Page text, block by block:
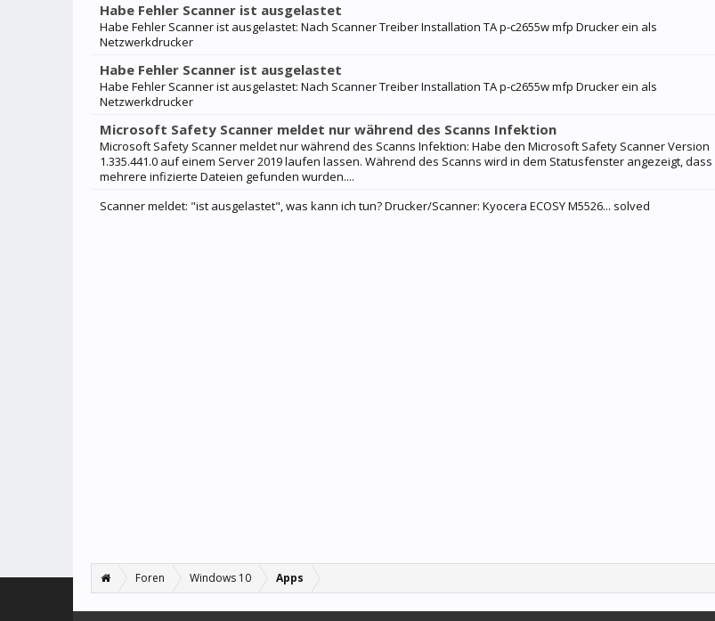
Habe Fehler Scanner ist ausgelastet
Habe Fehler Scanner ist ausgelastet: Nach Scanner Treiber Installation TA p-c2655w mfp Drucker ein als
Netzwerkdrucker
Habe Fehler Scanner ist ausgelastet
Habe Fehler Scanner ist ausgelastet: Nach Scanner Treiber Installation TA p-c2655w mfp Drucker ein als
Netzwerkdrucker
Microsoft Safety Scanner meldet nur während des Scanns Infektion
Microsoft Safety Scanner meldet nur während des Scanns Infektion: Habe den Microsoft Safety Scanner Version
1.335.441.0 auf einem Server 2019 laufen lassen. Während des Scanns wird in dem Statusfenster angezeigt, dass
mehrere infizierte Dateien gefunden wurden....
Scanner meldet: "ist ausgelastet", was kann ich tun? Drucker/Scanner: Kyocera ECOSY M5526... solved
Foren Windows 10 Apps